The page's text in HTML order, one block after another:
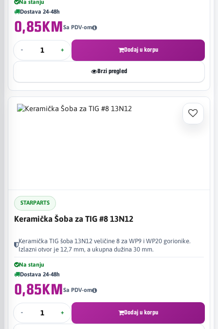
Na stanju
Dostava 24-48h
0,85KMSa PDV-om
- + Dodaj u korpu
Brzi pregled
STARPARTS
Keramička Šoba za TIG #8 13N12
Keramička TIG šoba 13N12 veličine 8 za WP9 i WP20 gorionike.
Izlazni otvor je 12,7 mm, a ukupna dužina 30 mm.
Na stanju
Dostava 24-48h
0,85KMSa PDV-om
- + Dodaj u korpu